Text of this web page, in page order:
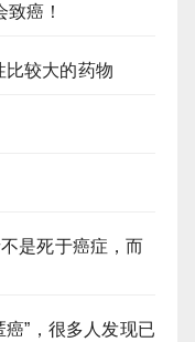
癌！
比较大的药物
是死于癌症，而
”，很多人发现已